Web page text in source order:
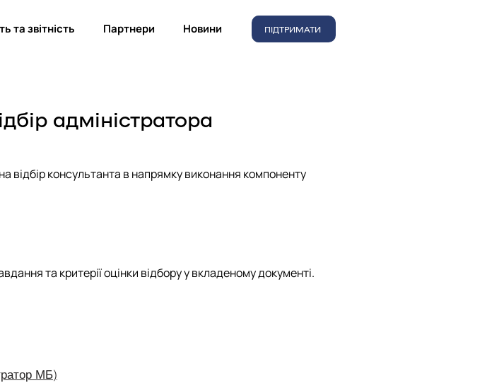
та звітність Партнери Новини ПІДТРИМАТИ
адміністратора
відбір консультанта в напрямку виконання компоненту
та критерії оцінки відбору у вкладеному документі.
МБ)